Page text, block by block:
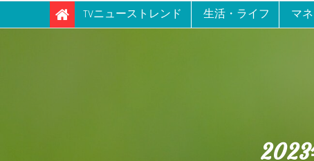
TVニューストレンド 生活・ライフ マ